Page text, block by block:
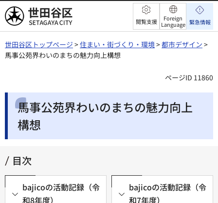
世田谷区 閲覧支援
Foreign
Language 緊急情報
世田谷区トップページ >住まい・街づくり・環境>都市デザイン >
馬事公苑界わいのまちの魅力向上構想
ページID 11860
馬事公苑界わいのまちの魅力向上
構想
目次
bajicoの活動記録（令
和8年度）
bajicoの活動記録（令
和7年度）